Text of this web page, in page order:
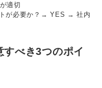
適切
が必要か？→ YES → 社内
べき3つのポイ